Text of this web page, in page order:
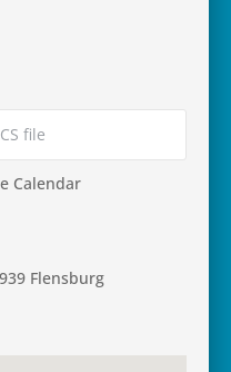
file
Calendar
Flensburg